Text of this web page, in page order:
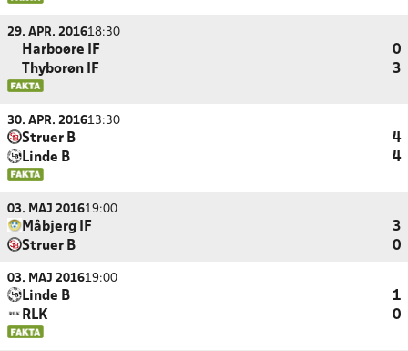
29. APR. 201618:30
Harboøre IF
0
Thyborøn IF
3
30. APR. 201613:30
Struer B
4
Linde B
4
03. MAJ 201619:00
Måbjerg IF
3
Struer B
0
03. MAJ 201619:00
Linde B
1
RLK
0